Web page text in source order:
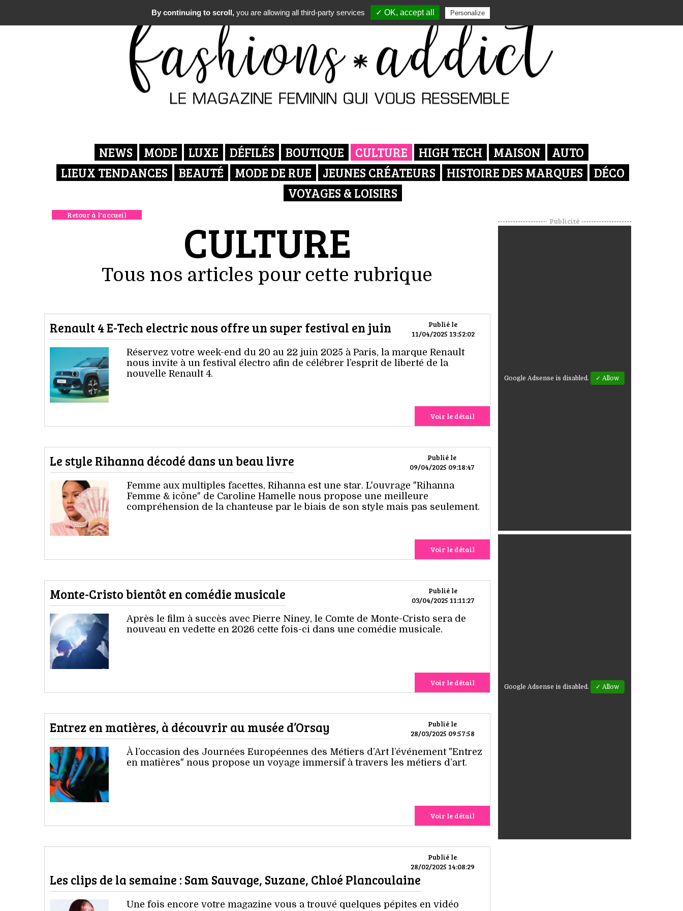
NEWS MODE LUXE DÉFILÉS BOUTIQUE CULTURE HIGH TECH MAISON
AUTO
LIEUX TENDANCES
BEAUTÉ MODE DE RUE JEUNES CRÉATEURS HISTOIRE DES MARQUES
DÉCO
VOYAGES & LOISIRS
Retour à l'accueil CULTURE
Tous nos articles pour cette rubrique
Publié le
11/04/2025 13:52:02
Renault 4 E-Tech electric nous offre un super festival en juin
Réservez votre week-end du 20 au 22 juin 2025 à Paris, la marque Renault
nous invite à un festival électro afin de célébrer l’esprit de liberté de la
nouvelle Renault 4.
Voir le détail
Publié le
09/04/2025 09:18:47
Le style Rihanna décodé dans un beau livre
Femme aux multiples facettes, Rihanna est une star. L'ouvrage "Rihanna
Femme & icône" de Caroline Hamelle nous propose une meilleure
compréhension de la chanteuse par le biais de son style mais pas seulement.
Voir le détail
Publié le
03/04/2025 11:11:27
Monte-Cristo bientôt en comédie musicale
Après le film à succès avec Pierre Niney, le Comte de Monte-Cristo sera de
nouveau en vedette en 2026 cette fois-ci dans une comédie musicale.
Voir le détail
Publié le
28/03/2025 09:57:58
Entrez en matières, à découvrir au musée d’Orsay
À l’occasion des Journées Européennes des Métiers d’Art l’événement "Entrez
en matières" nous propose un voyage immersif à travers les métiers d’art.
Voir le détail
Publié le
28/02/2025 14:08:29
Les clips de la semaine : Sam Sauvage, Suzane, Chloé Plancoulaine
Une fois encore votre magazine vous a trouvé quelques pépites en vidéo
Publicité
Google Adsense is disabled. ✓ Allow
Google Adsense is disabled. ✓ Allow
By continuing to scroll, you are allowing all third-party services ✓ OK, accept all Personalize